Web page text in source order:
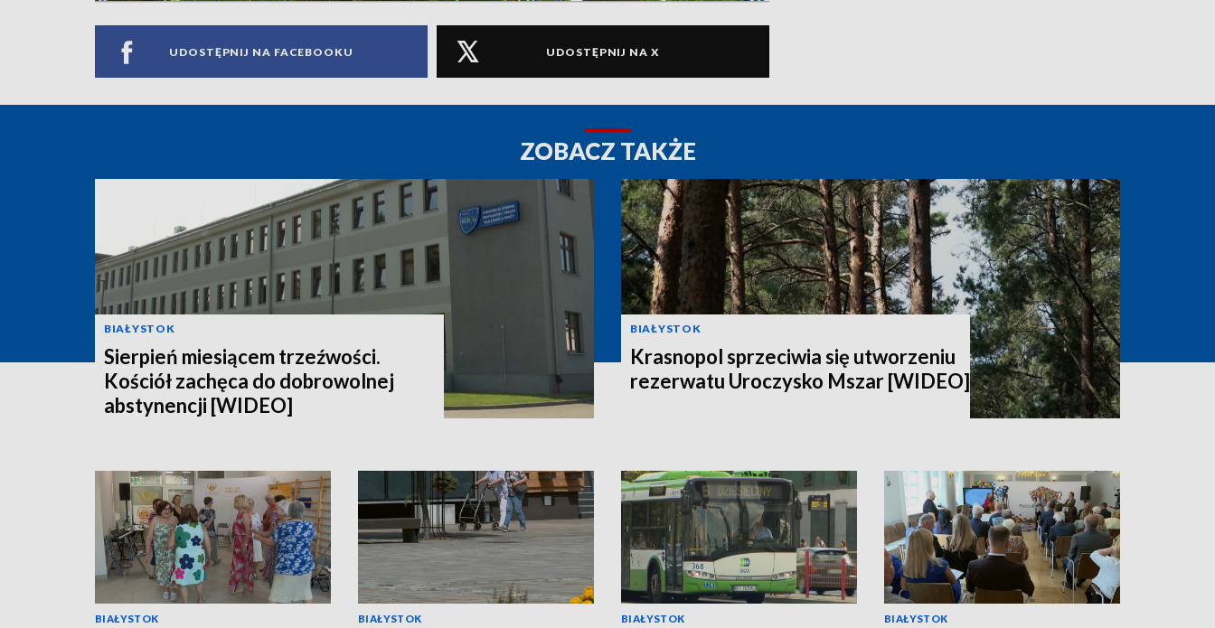
UDOSTĘPNIJ NA FACEBOOKU UDOSTĘPNIJ NA X
ZOBACZ TAKŻE
BIAŁYSTOK
Sierpień miesiącem trzeźwości.
Kościół zachęca do dobrowolnej
abstynencji [WIDEO]
BIAŁYSTOK
Krasnopol sprzeciwia się utworzeniu
rezerwatu Uroczysko Mszar [WIDEO]
BIAŁYSTOK BIAŁYSTOK BIAŁYSTOK BIAŁYSTOK